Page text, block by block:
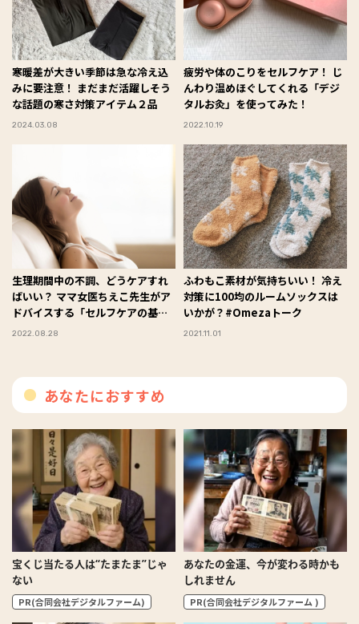
寒暖差が大きい季節は急な冷え込
みに要注意！ まだまだ活躍しそう
な話題の寒さ対策アイテム２品
2024.03.08
疲労や体のこりをセルフケア！ じ
んわり温めほぐしてくれる「デジ
タルお灸」を使ってみた！
2022.10.19
生理期間中の不調、どうケアすれ
ばいい？ ママ女医ちえこ先生がア
ドバイスする「セルフケアの基
本」
2022.08.28
ふわもこ素材が気持ちいい！ 冷え
対策に100均のルームソックスは
いかが？#Omezaトーク
2021.11.01
あなたにおすすめ
宝くじ当たる人は“たまたま”じゃ
ない
PR(合同会社デジタルファーム)
あなたの金運、今が変わる時かも
しれません
PR(合同会社デジタルファーム )